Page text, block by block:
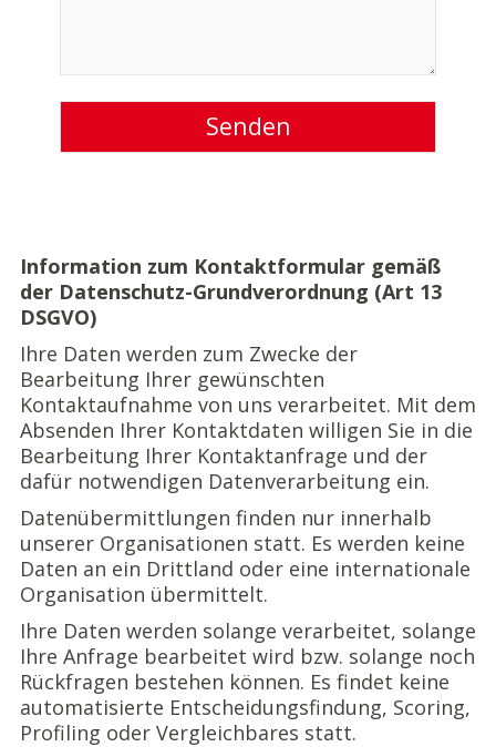
Information zum Kontaktformular gemäß
der Datenschutz-Grundverordnung (Art 13
DSGVO)
Ihre Daten werden zum Zwecke der
Bearbeitung Ihrer gewünschten
Kontaktaufnahme von uns verarbeitet. Mit dem
Absenden Ihrer Kontaktdaten willigen Sie in die
Bearbeitung Ihrer Kontaktanfrage und der
dafür notwendigen Datenverarbeitung ein.
Datenübermittlungen finden nur innerhalb
unserer Organisationen statt. Es werden keine
Daten an ein Drittland oder eine internationale
Organisation übermittelt.
Ihre Daten werden solange verarbeitet, solange
Ihre Anfrage bearbeitet wird bzw. solange noch
Rückfragen bestehen können. Es findet keine
automatisierte Entscheidungsfindung, Scoring,
Profiling oder Vergleichbares statt.